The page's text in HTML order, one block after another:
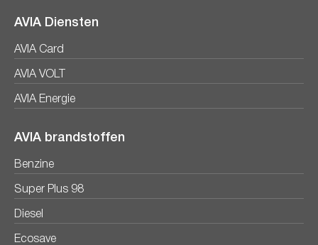
AVIA Diensten
AVIA Card
AVIA VOLT
AVIA Energie
AVIA brandstoffen
Benzine
Super Plus 98
Diesel
Ecosave